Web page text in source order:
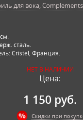
для вока,
сталь.
Cristel, Франция.
НЕТ В НАЛИЧИИ
Цена:
1 150 руб.
Скидки при